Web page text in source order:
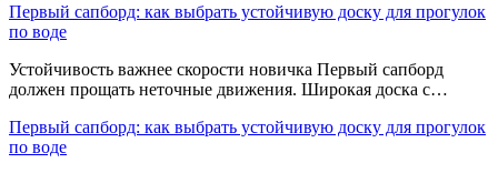
Первый сапборд: как выбрать устойчивую доску для прогулок
по воде
Устойчивость важнее скорости новичка Первый сапборд
должен прощать неточные движения. Широкая доска с…
Первый сапборд: как выбрать устойчивую доску для прогулок
по воде